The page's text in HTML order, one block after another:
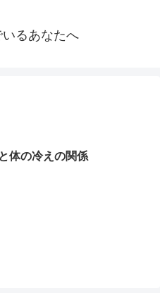
るあなたへ
体の冷えの関係